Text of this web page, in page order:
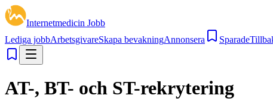
Internetmedicin Jobb
Lediga jobbArbetsgivareSkapa bevakningAnnonsera Sparade
AT-, BT- och ST-rekrytering